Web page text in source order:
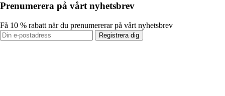
Prenumerera på vårt nyhetsbrev
Få 10 % rabatt när du prenumererar på vårt nyhetsbrev
Registrera dig